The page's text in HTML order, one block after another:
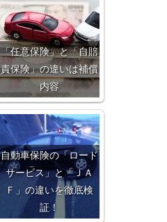
「任意保険」と「自賠
責保険」の違いは補償
内容
自動車保険の「ロード
サービス」と「ＪＡ
Ｆ」の違いを徹底検
証！